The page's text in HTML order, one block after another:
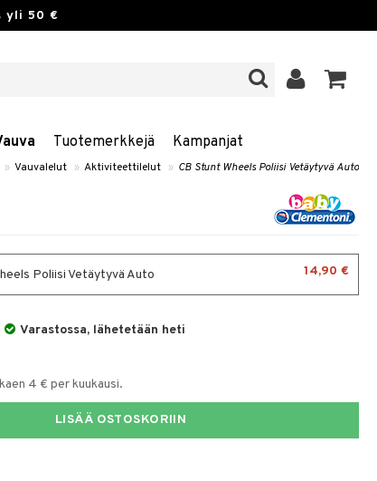
yli 50 €
Tuotemerkkejä Kampanjat
» Vauvalelut » Aktiviteettilelut » CB Stunt Wheels Poliisi Vetäytyvä Auto
Poliisi Vetäytyvä Auto 14,90 €
Varastossa, lähetetään heti
4 € per kuukausi.
LISÄÄ OSTOSKORIIN